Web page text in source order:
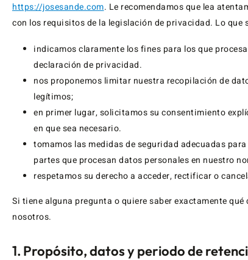
https://josesande.com. Le recomendamos que lea
con los requisitos de la legislación de privacidad. Lo que
indicamos claramente los fines para los que
declaración de privacidad.
nos proponemos limitar nuestra recopilación de
legítimos;
en primer lugar, solicitamos su consentimiento
en que sea necesario.
tomamos las medidas de seguridad adecuadas
partes que procesan datos personales en nuestro
respetamos su derecho a acceder, rectificar o
Si tiene alguna pregunta o quiere saber exactamente
nosotros.
1. Propósito, datos y periodo de